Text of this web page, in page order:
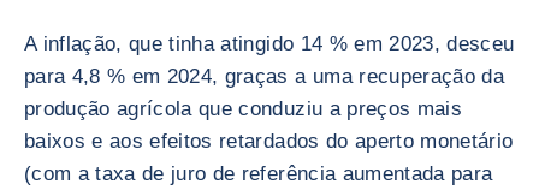
A inflação, que tinha atingido 14 % em 2023, desceu
para 4,8 % em 2024, graças a uma recuperação da
produção agrícola que conduziu a preços mais
baixos e aos efeitos retardados do aperto monetário
(com a taxa de juro de referência aumentada para